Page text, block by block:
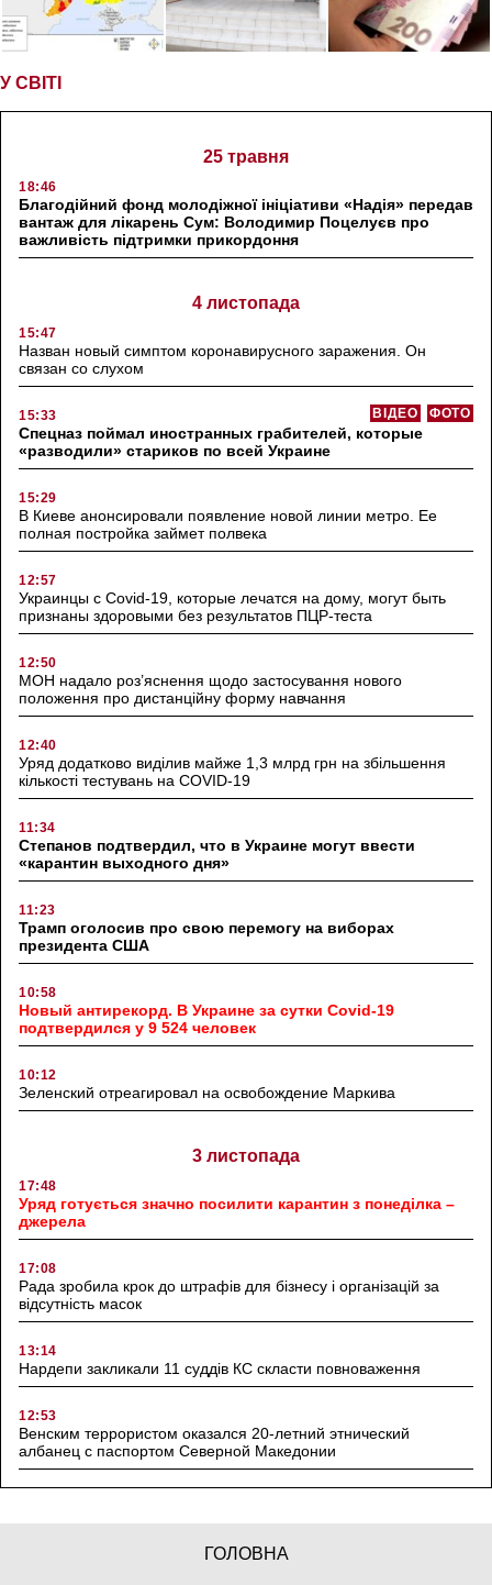
У СВІТІ
25 травня
18:46
Благодійний фонд молодіжної ініціативи «Надія» передав
вантаж для лікарень Сум: Володимир Поцелуєв про
важливість підтримки прикордоння
4 листопада
15:47
Назван новый симптом коронавирусного заражения. Он
связан со слухом
15:33 ФОТО
ВІДЕО
Спецназ поймал иностранных грабителей, которые
«разводили» стариков по всей Украине
15:29
В Киеве анонсировали появление новой линии метро. Ее
полная постройка займет полвека
12:57
Украинцы с Covid-19, которые лечатся на дому, могут быть
признаны здоровыми без результатов ПЦР-теста
12:50
МОН надало роз’яснення щодо застосування нового
положення про дистанційну форму навчання
12:40
Уряд додатково виділив майже 1,3 млрд грн на збільшення
кількості тестувань на COVID-19
11:34
Степанов подтвердил, что в Украине могут ввести
«карантин выходного дня»
11:23
Трамп оголосив про свою перемогу на виборах
президента США
10:58
Новый антирекорд. В Украине за сутки Covid-19
подтвердился у 9 524 человек
10:12
Зеленский отреагировал на освобождение Маркива
3 листопада
17:48
Уряд готується значно посилити карантин з понеділка –
джерела
17:08
Рада зробила крок до штрафів для бізнесу і організацій за
відсутність масок
13:14
Нардепи закликали 11 суддів КС скласти повноваження
12:53
Венским террористом оказался 20-летний этнический
албанец с паспортом Северной Македонии
ГОЛОВНА